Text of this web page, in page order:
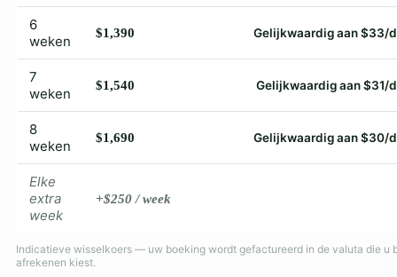
6
weken
$1,390 Gelijkwaardig aan $33/
7
weken
$1,540 Gelijkwaardig aan $31/
8
weken
$1,690 Gelijkwaardig aan $30/
Elke
extra
week
+$250 / week
Indicatieve wisselkoers — uw boeking wordt gefactureerd in de valuta die u
afrekenen kiest.